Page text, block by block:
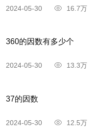
2024-05-30 16.7万
360的因数有多少个
2024-05-30 13.3万
37的因数
2024-05-30 12.5万